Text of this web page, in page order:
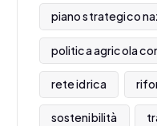
piano strategico
politica agricola
rete idrica
sostenibilità